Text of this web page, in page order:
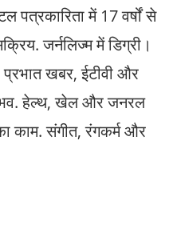
पत्रकारिता में 17 वर्षों से
जर्नलिज्म में डिग्री।
प्रभात खबर, ईटीवी और
हेल्थ, खेल और जनरल
काम. संगीत, रंगकर्म और